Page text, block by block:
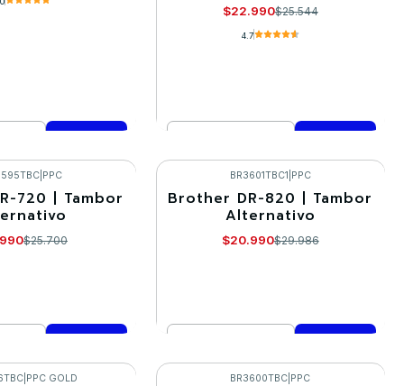
ahora
$22.990$25.544
4.7
Comprar ahora
| PPC
720 | Tambor
$25.700
ahora
-30%
BR3601TBC1 PPC
Brother DR-820 | Tambor
Alternativo
$20.990$29.986
Comprar ahora
PPC GOLD BR3600TBC PPC